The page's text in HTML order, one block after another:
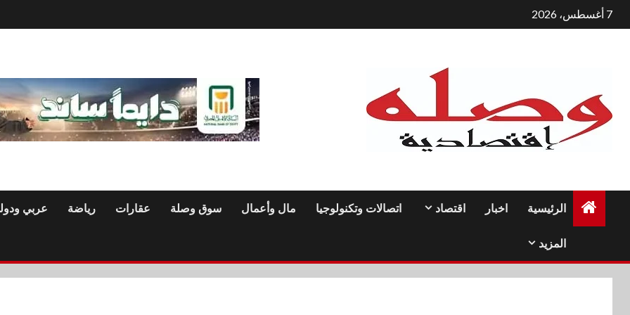
التجاوز
إلى
7 أغسطس، 2026
الرئيسية اخبار اقتصاد اتصالات وتكنولوجيا مال وأعمال سوق وصلة عقارات رياضة عربي
المزيد